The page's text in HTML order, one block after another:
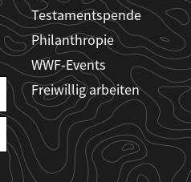
Testamentspende
Philanthropie
WWF-Events
Freiwillig arbeiten